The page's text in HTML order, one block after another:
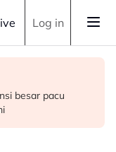
Log in
€17 juta
ini
besar pacu